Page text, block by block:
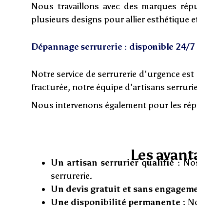
Nous travaillons avec des marques
plusieurs designs pour allier esthétique
Dépannage serrurerie : disponible 24/7
Notre service de serrurerie d'urgence
fracturée, notre équipe d’artisans
Nous intervenons également pour les
Les
Un artisan serrurier qualifié :
serrurerie.
Un devis gratuit et sans
Une disponibilité permanente :